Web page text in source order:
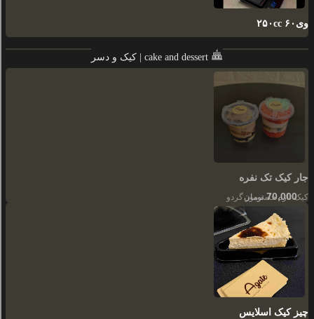
وی۶۰ ۲۵۰cc
کیک و دسر | cake and dessert
جار کیک تک نفره
کیک تازه خامه موز گردو
70,000 تومان
چیز کیک اسلایس